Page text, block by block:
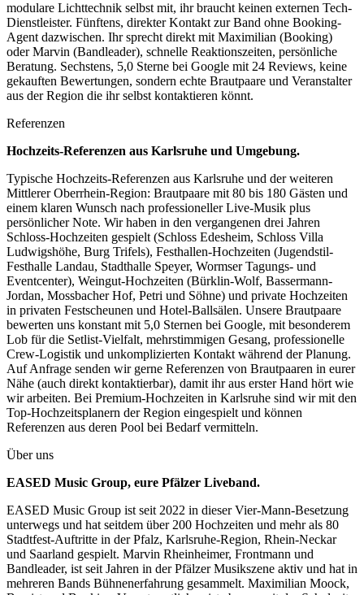
modulare Lichttechnik selbst mit, ihr braucht keinen externen Tech-
Dienstleister. Fünftens, direkter Kontakt zur Band ohne Booking-
Agent dazwischen. Ihr sprecht direkt mit Maximilian (Booking)
oder Marvin (Bandleader), schnelle Reaktionszeiten, persönliche
Beratung. Sechstens, 5,0 Sterne bei Google mit 24 Reviews, keine
gekauften Bewertungen, sondern echte Brautpaare und Veranstalter
aus der Region die ihr selbst kontaktieren könnt.
Referenzen
Hochzeits-Referenzen aus Karlsruhe und Umgebung.
Typische Hochzeits-Referenzen aus Karlsruhe und der weiteren
Mittlerer Oberrhein-Region: Brautpaare mit 80 bis 180 Gästen und
einem klaren Wunsch nach professioneller Live-Musik plus
persönlicher Note. Wir haben in den vergangenen drei Jahren
Schloss-Hochzeiten gespielt (Schloss Edesheim, Schloss Villa
Ludwigshöhe, Burg Trifels), Festhallen-Hochzeiten (Jugendstil-
Festhalle Landau, Stadthalle Speyer, Wormser Tagungs- und
Eventcenter), Weingut-Hochzeiten (Bürklin-Wolf, Bassermann-
Jordan, Mossbacher Hof, Petri und Söhne) und private Hochzeiten
in privaten Festscheunen und Hotel-Ballsälen. Unsere Brautpaare
bewerten uns konstant mit 5,0 Sternen bei Google, mit besonderem
Lob für die Setlist-Vielfalt, mehrstimmigen Gesang, professionelle
Crew-Logistik und unkomplizierten Kontakt während der Planung.
Auf Anfrage senden wir gerne Referenzen von Brautpaaren in eurer
Nähe (auch direkt kontaktierbar), damit ihr aus erster Hand hört wie
wir arbeiten. Bei Premium-Hochzeiten in Karlsruhe sind wir mit den
Top-Hochzeitsplanern der Region eingespielt und können
Referenzen aus deren Pool bei Bedarf vermitteln.
Über uns
EASED Music Group, eure Pfälzer Liveband.
EASED Music Group ist seit 2022 in dieser Vier-Mann-Besetzung
unterwegs und hat seitdem über 200 Hochzeiten und mehr als 80
Stadtfest-Auftritte in der Pfalz, Karlsruhe-Region, Rhein-Neckar
und Saarland gespielt. Marvin Rheinheimer, Frontmann und
Bandleader, ist seit Jahren in der Pfälzer Musikszene aktiv und hat in
mehreren Bands Bühnenerfahrung gesammelt. Maximilian Moock,